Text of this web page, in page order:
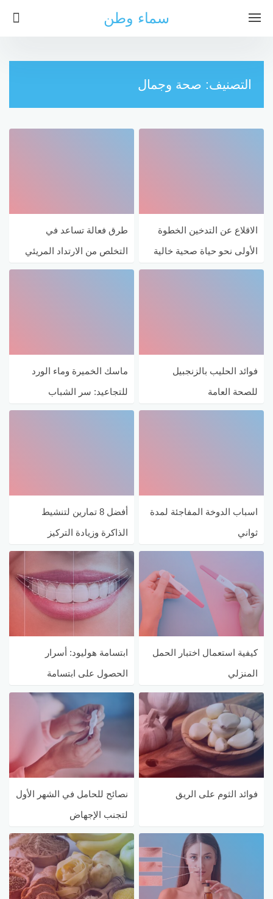
سماء وطن
التصنيف: صحة وجمال
الاقلاع عن التدخين الخطوة
الأولى نحو حياة صحية خالية
من الأمراض
طرق فعالة تساعد في
التخلص من الارتداد المريئي
فوائد الحليب بالزنجبيل
للصحة العامة
ماسك الخميرة وماء الورد
للتجاعيد: سر الشباب
الطبيعي
اسباب الدوخة المفاجئة لمدة
ثواني
أفضل 8 تمارين لتنشيط
الذاكرة وزيادة التركيز
كيفية استعمال اختبار الحمل
المنزلي
ابتسامة هوليود: أسرار
الحصول على ابتسامة
المشاهير
فوائد الثوم على الريق
نصائح للحامل في الشهر الأول
لتجنب الإجهاض